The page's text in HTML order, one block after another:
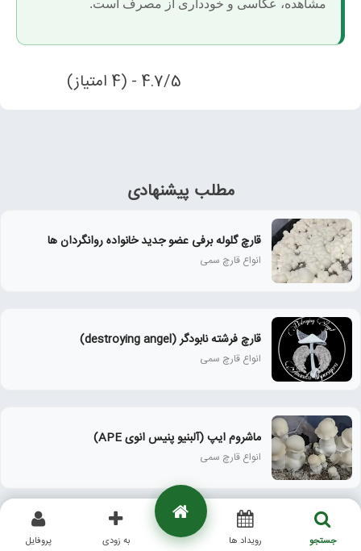
مشاهده، عکاسی و خودداری از مصرف است.
4.7/5 - (4 امتیاز)
مطلب پیشنهادی
قارچ گلوله برفی عضو جدید خانواده روانگردان ها
انواع قارچ سمی
قارچ فرشته نابودگر (destroying angel)
انواع قارچ سمی
ماشروم ایپ (آلبنیو پنیس انوی APE)
انواع قارچ سمی
قارچ ستاره دریایی (معرفی و آشنایی کامل) جستجو رویداد ها به زودی پروفایل